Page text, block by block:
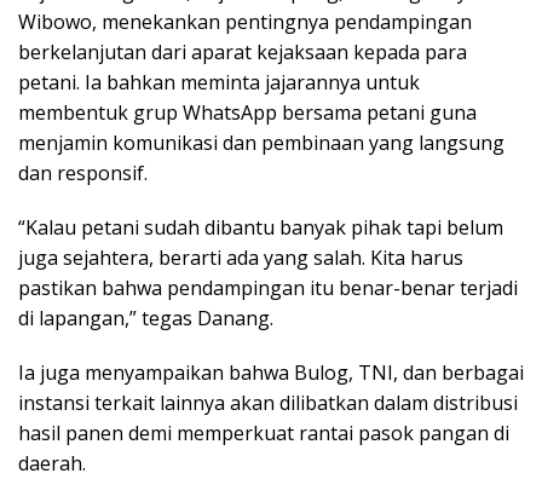
Wibowo, menekankan pentingnya pendampingan
berkelanjutan dari aparat kejaksaan kepada para
petani. Ia bahkan meminta jajarannya untuk
membentuk grup WhatsApp bersama petani guna
menjamin komunikasi dan pembinaan yang langsung
dan responsif.
“Kalau petani sudah dibantu banyak pihak tapi belum
juga sejahtera, berarti ada yang salah. Kita harus
pastikan bahwa pendampingan itu benar-benar terjadi
di lapangan,” tegas Danang.
Ia juga menyampaikan bahwa Bulog, TNI, dan berbagai
instansi terkait lainnya akan dilibatkan dalam distribusi
hasil panen demi memperkuat rantai pasok pangan di
daerah.